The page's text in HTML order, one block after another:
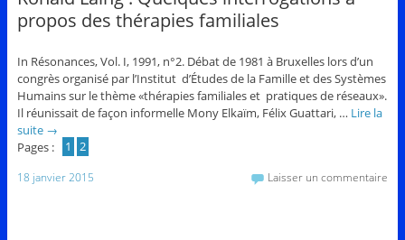
propos des thérapies familiales
In Résonances, Vol. I, 1991, n°2. Débat de 1981 à Bruxelles lors d’un
congrès organisé par l’Institut d’Études de la Famille et des Systèmes
Humains sur le thème «thérapies familiales et pratiques de réseaux».
Il réunissait de façon informelle Mony Elkaïm, Félix Guattari, … Lire la
suite →
Pages :
1 2
18 janvier 2015 Laisser un commentaire